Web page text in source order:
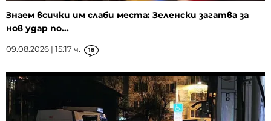
Знаем всички им слаби места: Зеленски загатва за
нов удар по...
09.08.2026 | 15:17 ч. 18